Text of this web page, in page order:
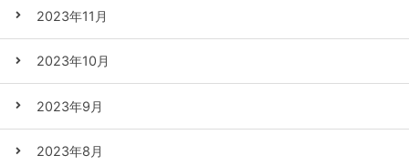
2023年11月
2023年10月
2023年9月
2023年8月